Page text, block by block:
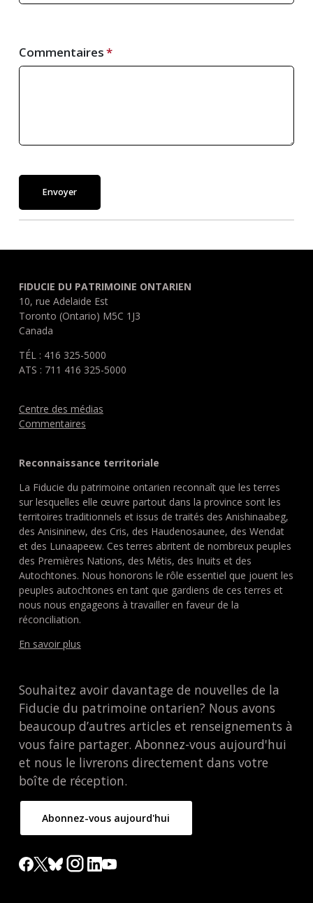
Commentaires
Envoyer
FIDUCIE DU PATRIMOINE ONTARIEN
10, rue Adelaide Est
Toronto (Ontario) M5C 1J3
Canada
TÉL : 416 325-5000
ATS : 711 416 325-5000
Centre des médias
Commentaires
Reconnaissance territoriale
La Fiducie du patrimoine ontarien reconnaît que les terres
sur lesquelles elle œuvre partout dans la province sont les
territoires traditionnels et issus de traités des Anishinaabeg,
des Anisininew, des Cris, des Haudenosaunee, des Wendat
et des Lunaapeew. Ces terres abritent de nombreux peuples
des Premières Nations, des Métis, des Inuits et des
Autochtones. Nous honorons le rôle essentiel que jouent les
peuples autochtones en tant que gardiens de ces terres et
nous nous engageons à travailler en faveur de la
réconciliation.
En savoir plus
Souhaitez avoir davantage de nouvelles de la
Fiducie du patrimoine ontarien? Nous avons
beaucoup d’autres articles et renseignements à
vous faire partager. Abonnez-vous aujourd'hui
et nous le livrerons directement dans votre
boîte de réception.
Abonnez-vous aujourd'hui